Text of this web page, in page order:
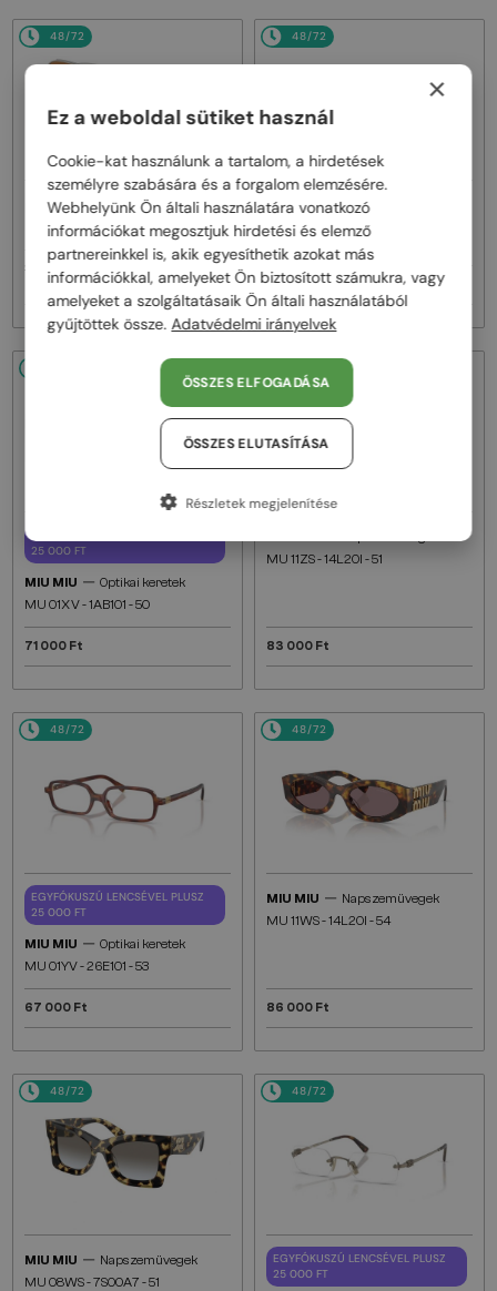
48/72
MIU MIU—Napszemüvegek
MU A55S - ​1BC90Q - ​57
119 000 Ft
-8%
110 000 Ft
48/72
MIU MIU—Napszemüvegek
MU 11ZS - 16K01O - 51
83 000 Ft
25 000 FT
MIU MIU — Optikai keretek
MU 01XV - 1AB1O1 - 50
71 000 Ft
MU 11ZS - 14L20I - 51
83 000 Ft
48/72
EGYFÓKUSZÚ LENCSÉVEL PLUSZ
25 000 FT
MIU MIU — Optikai keretek
MU 01YV - 26E1O1 - 53
67 000 Ft
48/72
MIU MIU — Napszemüvegek
MU 11WS - 14L20I - 54
86 000 Ft
48/72
MIU MIU — Napszemüvegek
MU 08WS - 7S00A7 - 51
48/72
EGYFÓKUSZÚ LENCSÉVEL PLUSZ
25 000 FT
×
Ez a weboldal sütiket használ
Cookie-kat használunk a tartalom, a hirdetések
személyre szabására és a forgalom elemzésére.
Webhelyünk Ön általi használatára vonatkozó
információkat megosztjuk hirdetési és elemző
partnereinkkel is, akik egyesíthetik azokat más
információkkal, amelyeket Ön biztosított számukra, vagy
amelyeket a szolgáltatásaik Ön általi használatából
gyűjtöttek össze. Adatvédelmi irányelvek
ÖSSZES ELFOGADÁSA
ÖSSZES ELUTASÍTÁSA
Részletek megjelenítése